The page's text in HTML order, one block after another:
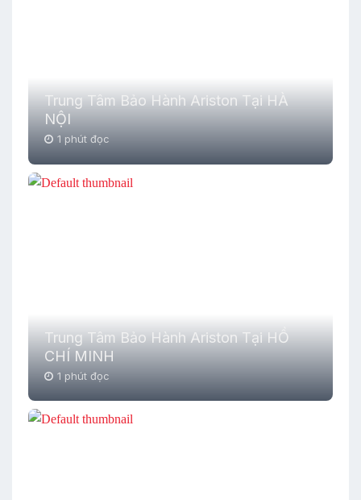
Trung Tâm Bảo Hành Ariston Tại HÀ
NỘI
1 phút đọc
Trung Tâm Bảo Hành Ariston Tại HỒ
CHÍ MINH
1 phút đọc